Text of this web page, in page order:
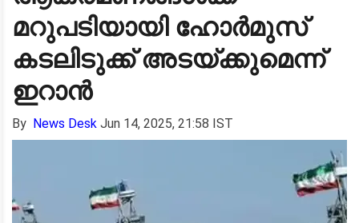
മറുപടിയായി ഹോർമുസ്
കടലിടുക്ക് അടയ്ക്കുമെന്ന്
ഇറാൻ
By News Desk Jun 14, 2025, 21:58 IST